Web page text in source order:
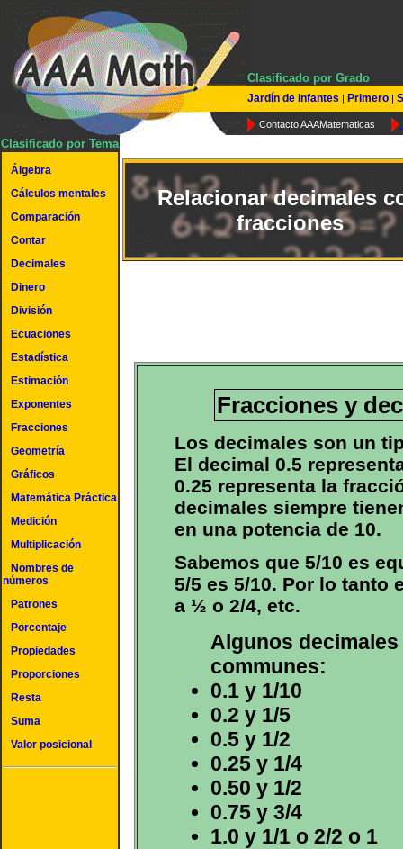
Clasificado por Grado
Jardín de infantes | Primero |
Contacto AAAMatematicas
Clasificado por Tema
Álgebra
Cálculos mentales
Comparación
Contar
Decimales
Dinero
División
Ecuaciones
Estadística
Estimación
Exponentes
Fracciones
Geometría
Gráficos
Matemática Práctica
Medición
Multiplicación
Nombres de
números
Patrones
Porcentaje
Propiedades
Proporciones
Resta
Suma
Valor posicional
Relacionar decimales
fracciones
Fracciones y
Los decimales son un
El decimal 0.5
0.25 representa la
decimales siempre
en una potencia de 10.
Sabemos que 5/10 es
5/5 es 5/10. Por lo tanto
a ½ o 2/4, etc.
Algunos
communes:
0.1 y 1/10
0.2 y 1/5
0.5 y 1/2
0.25 y 1/4
0.50 y 1/2
0.75 y 3/4
1.0 y 1/1 o 2/2 o 1